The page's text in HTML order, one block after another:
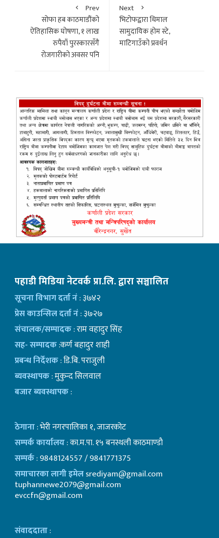
Prev
सोफा हब काठमाडौंको
ऐतिहासिक घोषणा, १ लाख
रुपैयाँ पुरस्कारसँगै
रोजगारीको अवसर पनि
Next
भिटोफद्वारा धिमाल
सामुदायिक होम स्टे,
माटिगाउँको प्रवर्धन
पहाडी मिडिया नेटवर्क प्रा.लि. द्वारा सञ्चालित
सूचना विभाग दर्ता नं: ३७४२
प्रेस काउन्सिल दर्ता नं: ३७२७
संचालक/सम्पादक: राम वहादुर सिंह
सह- सम्पादक:कर्ण बहादुर शाही
प्रबन्ध निर्देशक: डि.बि. पराजुली
ब्यवस्थापक: मुकुन्द सिलवाल
बजार ब्यवस्थापक:
ठेगाना: भेरी नगरपालिका १, जाजरकोट
सम्पर्क कार्यालय: का.म.पा. १५ बनस्थली काठमाण्डाै
सम्पर्क: 9848124557 / 9841771375
समाचारका लागी इमेलsrediyam@gmail.com
tuphannewe2079@gmail.com
evccfn@gmail.com
संवाददाता: